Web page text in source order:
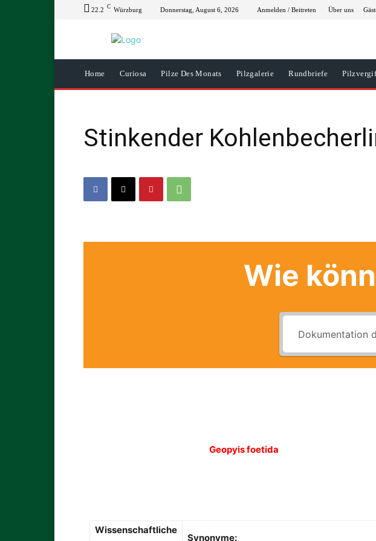
22.2 C Würzburg Donnerstag, August 6, 2026 Anmelden / Beitreten Über uns
Home Curiosa Pilze Des Monats Pilzgalerie Rundbriefe
Stinkender
Wie
Geopyis foetida
Wissenschaftliche
Synonyme: